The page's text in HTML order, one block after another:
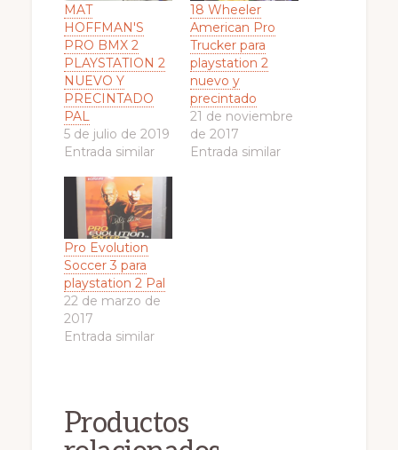
MAT
HOFFMAN'S
PRO BMX 2
PLAYSTATION 2
NUEVO Y
PRECINTADO
PAL
5 de julio de 2019
Entrada similar
18 Wheeler
American Pro
Trucker para
playstation 2
nuevo y
precintado
21 de noviembre
de 2017
Entrada similar
Pro Evolution
Soccer 3 para
playstation 2 Pal
22 de marzo de
2017
Entrada similar
Productos